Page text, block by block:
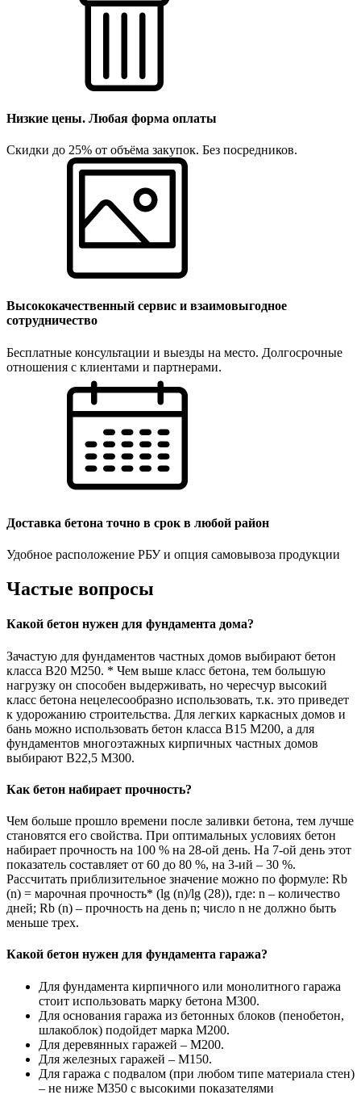
Низкие цены. Любая форма оплаты
Скидки до 25% от объёма закупок. Без посредников.
Высококачественный сервис и взаимовыгодное
сотрудничество
Бесплатные консультации и выезды на место. Долгосрочные
отношения с клиентами и партнерами.
Доставка бетона точно в срок в любой район
Удобное расположение РБУ и опция самовывоза продукции
Частые вопросы
Какой бетон нужен для фундамента дома?
Зачастую для фундаментов частных домов выбирают бетон
класса В20 М250. * Чем выше класс бетона, тем большую
нагрузку он способен выдерживать, но чересчур высокий
класс бетона нецелесообразно использовать, т.к. это приведет
к удорожанию строительства. Для легких каркасных домов и
бань можно использовать бетон класса В15 М200, а для
фундаментов многоэтажных кирпичных частных домов
выбирают В22,5 М300.
Как бетон набирает прочность?
Чем больше прошло времени после заливки бетона, тем лучше
становятся его свойства. При оптимальных условиях бетон
набирает прочность на 100 % на 28-ой день. На 7-ой день этот
показатель составляет от 60 до 80 %, на 3-ий – 30 %.
Рассчитать приблизительное значение можно по формуле: Rb
(n) = марочная прочность* (lg (n)/lg (28)), где: n – количество
дней; Rb (n) – прочность на день n; число n не должно быть
меньше трех.
Какой бетон нужен для фундамента гаража?
Для фундамента кирпичного или монолитного гаража
стоит использовать марку бетона М300.
Для основания гаража из бетонных блоков (пенобетон,
шлакоблок) подойдет марка М200.
Для деревянных гаражей – М200.
Для железных гаражей – М150.
Для гаража с подвалом (при любом типе материала стен)
– не ниже М350 с высокими показателями